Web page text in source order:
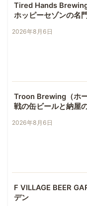
Tired Hands
ホッピーセゾンの名
2026年8月6日
Troon Brewing（ホ
戦の缶ビールと納屋
2026年8月6日
F VILLAGE BEER
デン